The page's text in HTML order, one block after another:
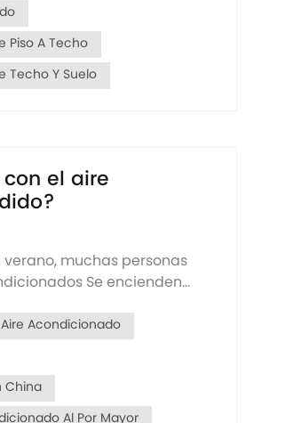
Piso A Techo
Techo Y Suelo
el aire
muchas personas
Se encienden
a la gente también le
encendido pudiera
Acondicionado
China
Al Por Mayor